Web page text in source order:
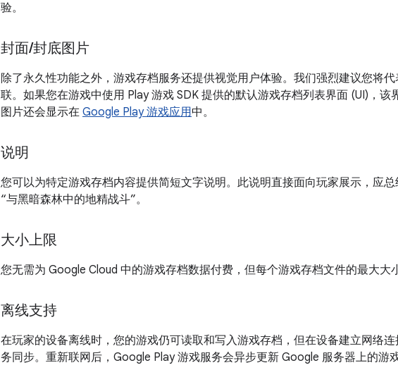
验。
封面/封底图片
除了永久性功能之外，游戏存档服务还提供视觉用户体验。我们强烈建议您将
联。如果您在游戏中使用 Play 游戏 SDK 提供的默认游戏存档列表界面 (UI)，
图片还会显示在 Google Play 游戏应用中。
说明
您可以为特定游戏存档内容提供简短文字说明。此说明直接面向玩家展示，应总
“与黑暗森林中的地精战斗”。
大小上限
您无需为 Google Cloud 中的游戏存档数据付费，但每个游戏存档文件的最大大
离线支持
在玩家的设备离线时，您的游戏仍可读取和写入游戏存档，但在设备建立网络
务同步。重新联网后，Google Play 游戏服务会异步更新 Google 服务器上的游